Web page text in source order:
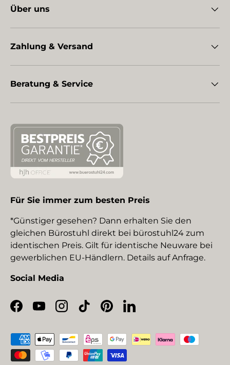
Über uns
Zahlung & Versand
Beratung & Service
Für Sie immer zum besten Preis
*Günstiger gesehen? Dann erhalten Sie den
gleichen Bürostuhl direkt bei bürostuhl24 zum
identischen Preis. Gilt für identische Neuware bei
gewerblichen EU-Händlern. Details auf Anfrage.
Social Media
Facebook
YouTubeInstagram
TikTokPinterestLinkedIn
Zahlungsmethoden